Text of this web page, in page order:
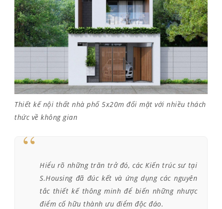
Thiết kế nội thất nhà phố 5x20m đối mặt với nhiều thách
thức về không gian
“ Hiểu rõ những trăn trở đó, các Kiến trúc sư tại
S.Housing đã đúc kết và ứng dụng các nguyên
tắc thiết kế thông minh để biến những nhược
điểm cố hữu thành ưu điểm độc đáo.